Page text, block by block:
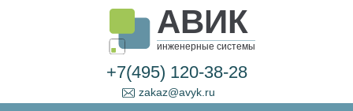
АВИК
инженерные системы
+7(495) 120-38-28
zakaz@avyk.ru